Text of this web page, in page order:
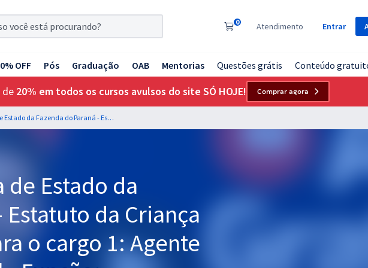
0 Atendimento Entrar
OFF Pós Graduação OAB Mentorias Questões grátis Conteúdo
de 20% em todos os cursos avulsos do site SÓ HOJE! Comprar agora
SEFA PR - Secretaria de Estado da Fazenda do Paraná - Estatuto da Criança e do Adolescente para o cargo 1: Agente Fazendário Estadual - Função: Administrador - Professora Adriane Sousa
de Estado da
Estatuto da Criança
o cargo 1: Agente